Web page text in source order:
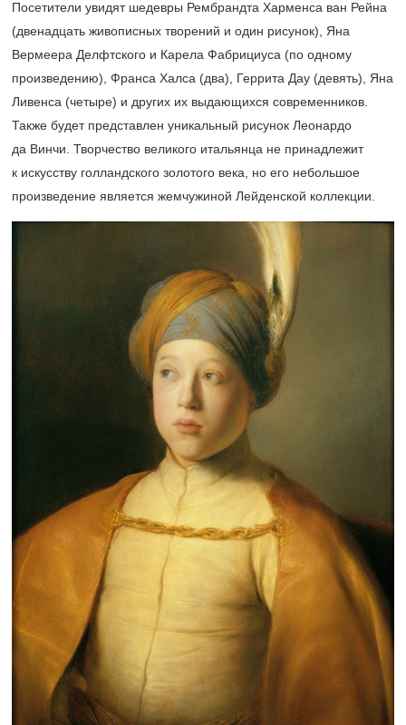
Посетители увидят шедевры Рембрандта Харменса ван Рейна
(двенадцать живописных творений и один рисунок), Яна
Вермеера Делфтского и Карела Фабрициуса (по одному
произведению), Франса Халса (два), Геррита Дау (девять), Яна
Ливенса (четыре) и других их выдающихся современников.
Также будет представлен уникальный рисунок Леонардо
да Винчи. Творчество великого итальянца не принадлежит
к искусству голландского золотого века, но его небольшое
произведение является жемчужиной Лейденской коллекции.